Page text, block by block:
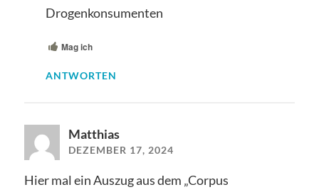
Drogenkonsumenten
Mag ich
ANTWORTEN
Matthias
DEZEMBER 17, 2024
Hier mal ein Auszug aus dem „Corpus